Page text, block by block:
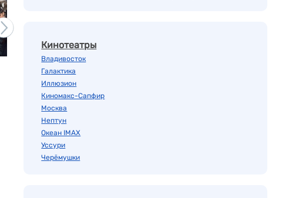
Кинотеатры
Владивосток
Галактика
Иллюзион
Киномакс-Сапфир
Москва
Нептун
Океан IMAX
Уссури
Черёмушки